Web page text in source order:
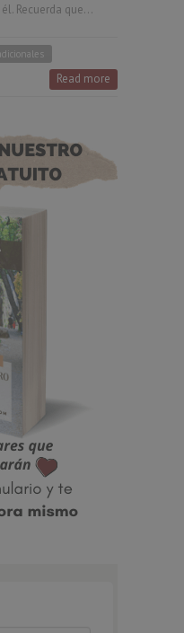
Recuerda que…
Read more